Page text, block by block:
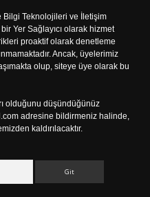
Bilgi Teknolojileri ve İletişim
Yer Sağlayıcı olarak hizmet
proaktif olarak denetleme
Ancak, üyelerimiz
olup, siteye üye olarak bu
olduğunu düşündüğünüz
adresine bildirmeniz halinde,
kaldırılacaktır.